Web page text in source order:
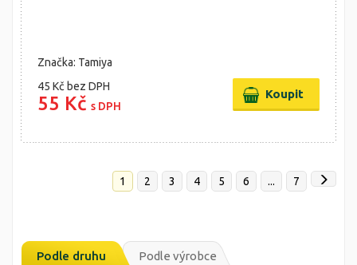
Značka: Tamiya
45 Kč bez DPH
55 Kč s DPH
1 2 3 4 5 6 ... 7
Podle druhu Podle výrobce